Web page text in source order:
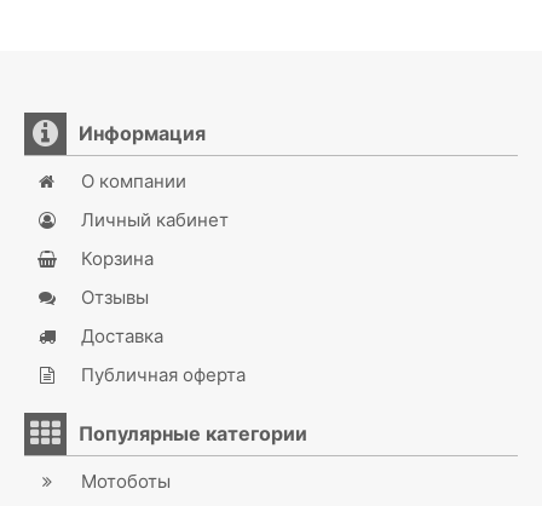
Информация
О компании
Личный кабинет
Корзина
Отзывы
Доставка
Публичная оферта
Популярные категории
Мотоботы